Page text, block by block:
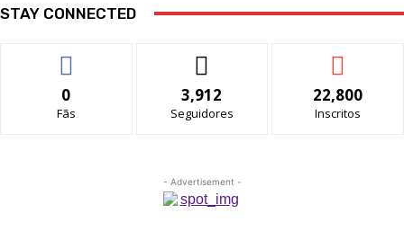
STAY CONNECTED
0
Fãs
3,912
Seguidores
22,800
Inscritos
- Advertisement -